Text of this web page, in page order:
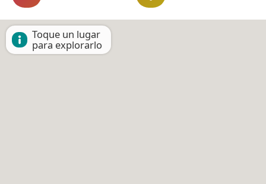
Toque un lugar
para explorarlo